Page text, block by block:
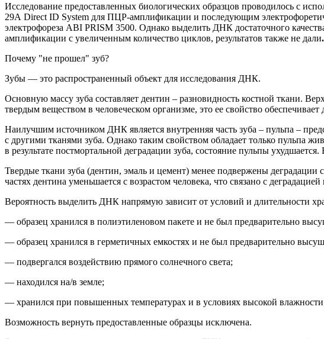
Исследование предоставленных биологических образцов проводилось с
29A Direct ID System для ПЦР-амплификации и последующим
электрофореза ABI PRISM 3500. Однако выделить ДНК достаточного
амплификации с увеличенным количество циклов, результатов также не дали.
Почему "не прошел" зуб?
Зубы — это распространенный объект для исследования ДНК.
Основную массу зуба составляет дентин – разновидность костной ткани.
твердым веществом в человеческом организме, это ее свойство
Наилучшим источником ДНК является внутренняя часть зуба – пульпа –
с другими тканями зуба. Однако таким свойством обладает только пульпа
в результате постмортальной деградации зуба, состояние пульпы
Твердые ткани зуба (дентин, эмаль и цемент) менее подвержены деградации
частях дентина уменьшается с возрастом человека, что связано с
Вероятность выделить ДНК напрямую зависит от условий и длительности
— образец хранился в полиэтиленовом пакете и не был предварительно
— образец хранился в герметичных емкостях и не был предварительно
— подвергался воздействию прямого солнечного света;
— находился на/в земле;
— хранился при повышенных температурах и в условиях высокой
Возможность вернуть предоставленные образцы исключена.